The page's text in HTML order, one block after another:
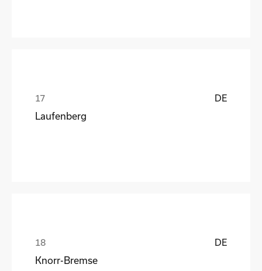
DE
Laufenberg
DE
Knorr-Bremse